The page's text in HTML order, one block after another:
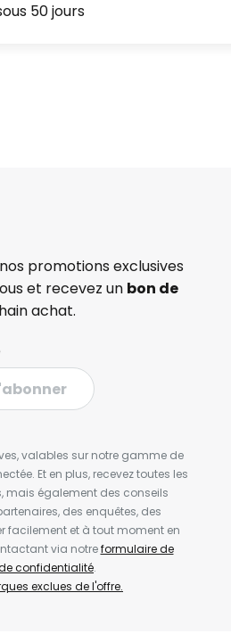
50 jours
promotions exclusives
et recevez un bon de
achat.
valables sur notre gamme de
Et en plus, recevez toutes les
mais également des conseils
des enquêtes, des
facilement et à tout moment en
via notreformulaire de
confidentialité.
exclues de l'offre.